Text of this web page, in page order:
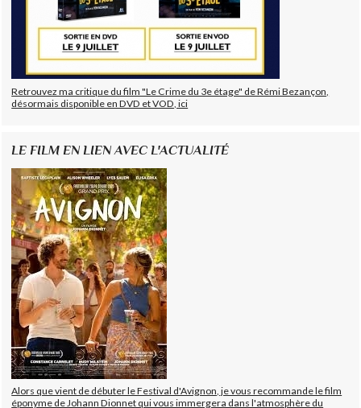
Retrouvez ma critique du film "Le Crime du 3e étage" de Rémi Bezançon,
désormais disponible en DVD et VOD, ici
LE FILM EN LIEN AVEC L'ACTUALITÉ
Alors que vient de débuter le Festival d'Avignon, je vous recommande le film
éponyme de Johann Dionnet qui vous immergera dans l'atmosphère du